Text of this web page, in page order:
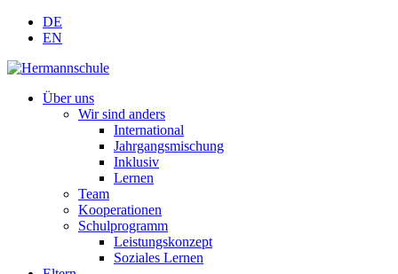
DE
EN
Über uns
Wir sind anders
International
Jahrgangsmischung
Inklusiv
Lernen
Team
Kooperationen
Schulprogramm
Leistungskonzept
Soziales Lernen